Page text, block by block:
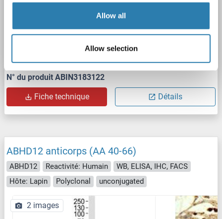
Allow all
Allow selection
N° du produit ABIN3183122
Fiche technique Détails
ABHD12 anticorps (AA 40-66)
ABHD12 Reactivité: Humain
WB, ELISA, IHC, FACS
Hôte: Lapin
Polyclonal unconjugated
2 images